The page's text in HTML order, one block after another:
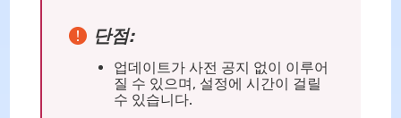
단점:
업데이트가 사전 공지 없이 이루어
질 수 있으며, 설정에 시간이 걸릴
수 있습니다.